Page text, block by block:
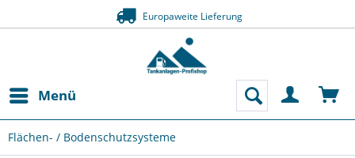
Europaweite Lieferung
Menü
Flächen- / Bodenschutzsysteme